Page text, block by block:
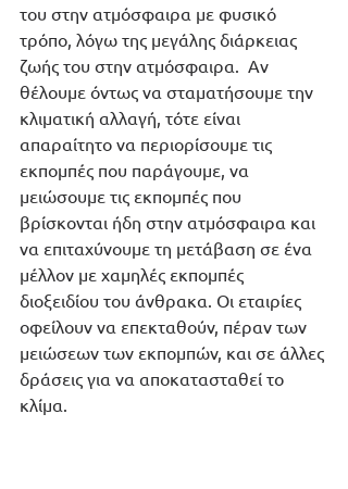
του στην ατμόσφαιρα με φυσικό
τρόπο, λόγω της μεγάλης διάρκειας
ζωής του στην ατμόσφαιρα.  Αν
θέλουμε όντως να σταματήσουμε την
κλιματική αλλαγή, τότε είναι
απαραίτητο να περιορίσουμε τις
εκπομπές που παράγουμε, να
μειώσουμε τις εκπομπές που
βρίσκονται ήδη στην ατμόσφαιρα και
να επιταχύνουμε τη μετάβαση σε ένα
μέλλον με χαμηλές εκπομπές
διοξειδίου του άνθρακα. Οι εταιρίες
οφείλουν να επεκταθούν, πέραν των
μειώσεων των εκπομπών, και σε άλλες
δράσεις για να αποκατασταθεί το
κλίμα.